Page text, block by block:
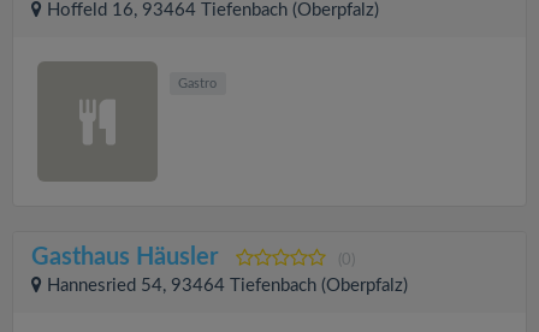
Hoffeld 16, 93464 Tiefenbach (Oberpfalz)
Gastro
Gasthaus Häusler (0)
Hannesried 54, 93464 Tiefenbach (Oberpfalz)